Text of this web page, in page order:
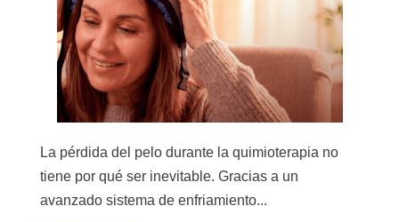
La pérdida del pelo durante la quimioterapia no
tiene por qué ser inevitable. Gracias a un
avanzado sistema de enfriamiento...